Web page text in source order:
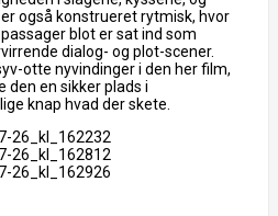
også konstrueret rytmisk, hvor
blot er sat ind som
dialog- og plot-scener.
otte nyvindinger i den her film,
den en sikker plads i
knap hvad der skete.